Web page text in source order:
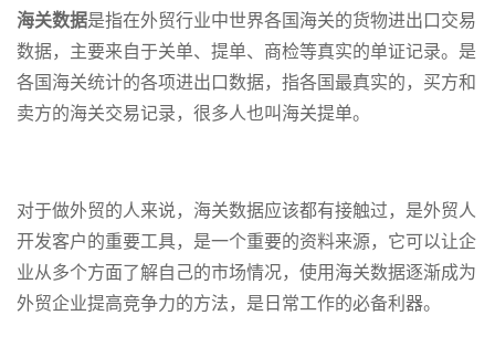
海关数据是指在外贸行业中世界各国海关的货物进出口交易
数据，主要来自于关单、提单、商检等真实的单证记录。是
各国海关统计的各项进出口数据，指各国最真实的，买方和
卖方的海关交易记录，很多人也叫海关提单。
对于做外贸的人来说，海关数据应该都有接触过，是外贸人
开发客户的重要工具，是一个重要的资料来源，它可以让企
业从多个方面了解自己的市场情况，使用海关数据逐渐成为
外贸企业提高竞争力的方法，是日常工作的必备利器。